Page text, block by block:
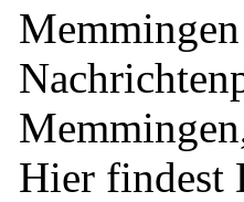
Hier findest